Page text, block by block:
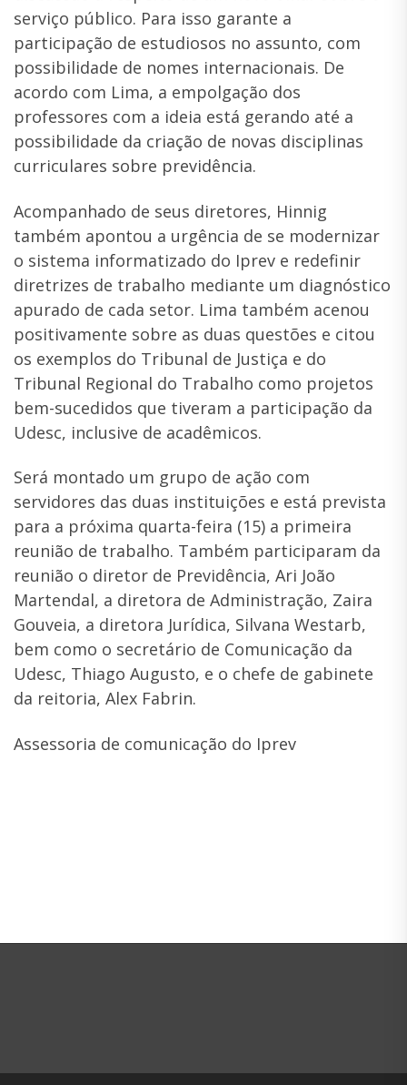
serviço público. Para isso garante a
participação de estudiosos no assunto, com
possibilidade de nomes internacionais. De
acordo com Lima, a empolgação dos
professores com a ideia está gerando até a
possibilidade da criação de novas disciplinas
curriculares sobre previdência.
Acompanhado de seus diretores, Hinnig
também apontou a urgência de se modernizar
o sistema informatizado do Iprev e redefinir
diretrizes de trabalho mediante um diagnóstico
apurado de cada setor. Lima também acenou
positivamente sobre as duas questões e citou
os exemplos do Tribunal de Justiça e do
Tribunal Regional do Trabalho como projetos
bem-sucedidos que tiveram a participação da
Udesc, inclusive de acadêmicos.
Será montado um grupo de ação com
servidores das duas instituições e está prevista
para a próxima quarta-feira (15) a primeira
reunião de trabalho. Também participaram da
reunião o diretor de Previdência, Ari João
Martendal, a diretora de Administração, Zaira
Gouveia, a diretora Jurídica, Silvana Westarb,
bem como o secretário de Comunicação da
Udesc, Thiago Augusto, e o chefe de gabinete
da reitoria, Alex Fabrin.
Assessoria de comunicação do Iprev